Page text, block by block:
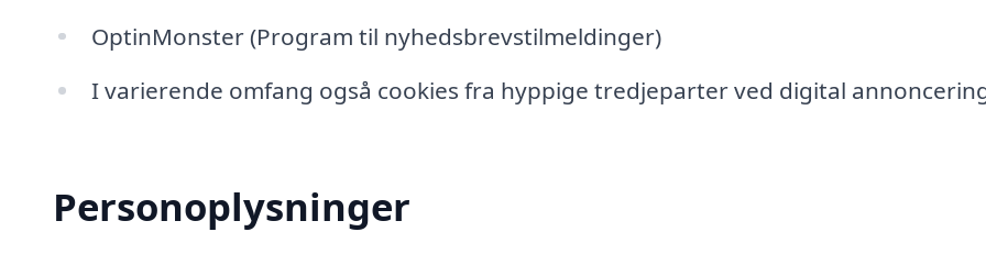
OptinMonster (Program til nyhedsbrevstilmeldinger)
I varierende omfang også cookies fra hyppige tredjeparter ved digital
Personoplysninger